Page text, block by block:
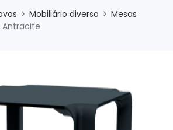
Mobiliário diverso
Mesas
Antracite